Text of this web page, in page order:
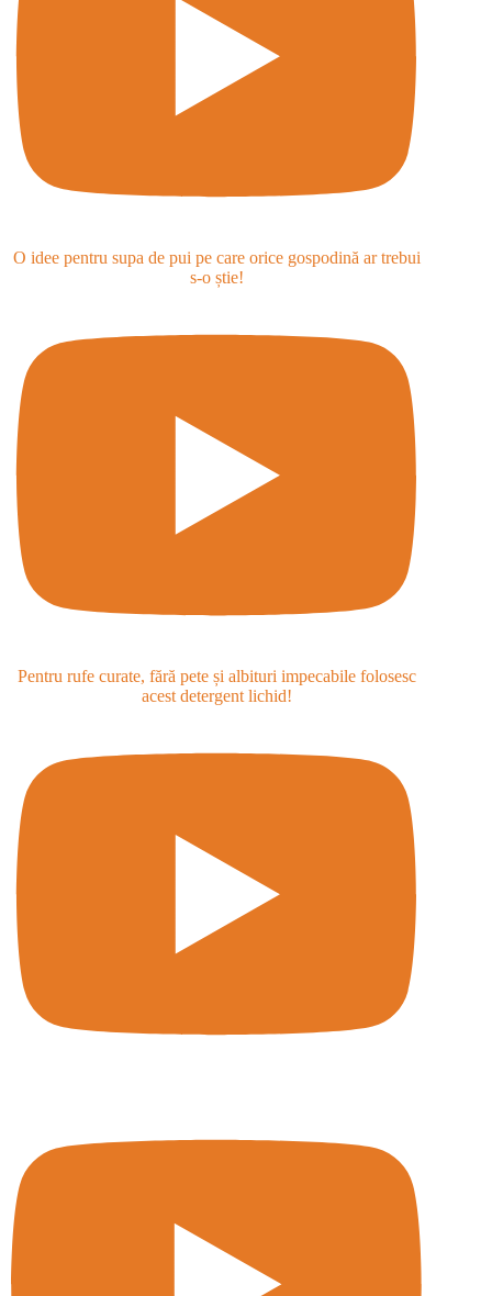
O idee pentru supa de pui pe care orice gospodină ar trebui
s-o știe!
Pentru rufe curate, fără pete și albituri impecabile folosesc
acest detergent lichid!